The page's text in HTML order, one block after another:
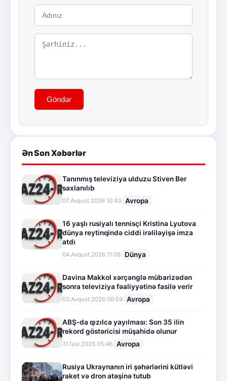
Göndər
Ən Son Xəbərlər
Tanınmış televiziya ulduzu Stiven Ber
saxlanılıb
07.Avqust.2026 10:43 Avropa
16 yaşlı rusiyalı tennisçi Kristina Lyutova
dünya reytinqində ciddi irəliləyişə imza
atdı
04.Avqust.2026 11:06 Dünya
Davina Makkol xərçənglə mübarizədən
sonra televiziya fəaliyyətinə fasilə verir
03.Avqust.2026 00:59 Avropa
ABŞ-da qızılca yayılması: Son 35 ilin
rekord göstəricisi müşahidə olunur
31.İyul.2026 05:46 Avropa
Rusiya Ukraynanın iri şəhərlərini kütləvi
raket və dron atəşinə tutub